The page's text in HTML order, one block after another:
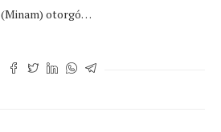
otorgó…